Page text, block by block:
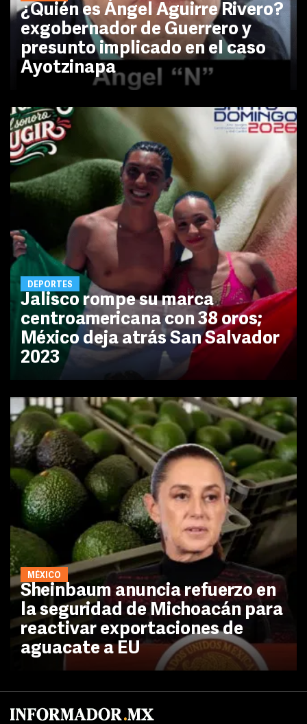
¿Quién es Ángel Aguirre Rivero?
exgobernador de Guerrero y
presunto implicado en el caso
Ayotzinapa
DEPORTES
Jalisco rompe su marca
centroamericana con 38 oros;
México deja atrás San Salvador
2023
MÉXICO
Sheinbaum anuncia refuerzo en
la seguridad de Michoacán para
reactivar exportaciones de
aguacate a EU